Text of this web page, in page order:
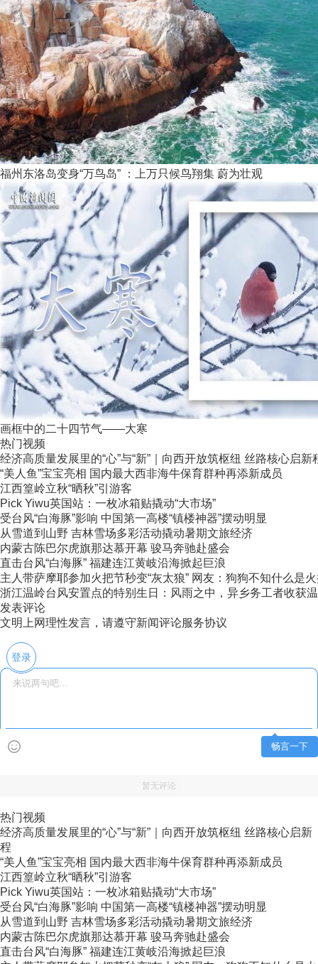
福州东洛岛变身“万鸟岛” ：上万只候鸟翔集 蔚为壮观
画框中的二十四节气——大寒
热门视频
经济高质量发展里的“心”与“新”｜向西开放筑枢纽 丝路核心启新
“美人鱼”宝宝亮相 国内最大西非海牛保育群种再添新成员
江西篁岭立秋“晒秋”引游客
Pick Yiwu英国站：一枚冰箱贴撬动“大市场”
受台风“白海豚”影响 中国第一高楼“镇楼神器”摆动明显
从雪道到山野 吉林雪场多彩活动撬动暑期文旅经济
内蒙古陈巴尔虎旗那达慕开幕 骏马奔驰赴盛会
直击台风“白海豚” 福建连江黄岐沿海掀起巨浪
主人带萨摩耶参加火把节秒变“灰太狼” 网友：狗狗不知什么是
浙江温岭台风安置点的特别生日：风雨之中，异乡务工者收获
发表评论
文明上网理性发言，请遵守新闻评论服务协议
登录
畅言一下
暂无评论
热门视频
经济高质量发展里的“心”与“新”｜向西开放筑枢纽 丝路核心启新
程
“美人鱼”宝宝亮相 国内最大西非海牛保育群种再添新成员
江西篁岭立秋“晒秋”引游客
Pick Yiwu英国站：一枚冰箱贴撬动“大市场”
受台风“白海豚”影响 中国第一高楼“镇楼神器”摆动明显
从雪道到山野 吉林雪场多彩活动撬动暑期文旅经济
内蒙古陈巴尔虎旗那达慕开幕 骏马奔驰赴盛会
直击台风“白海豚” 福建连江黄岐沿海掀起巨浪